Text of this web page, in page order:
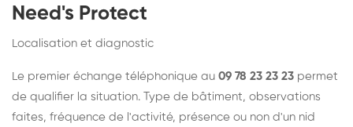
Need's Protect
Localisation et diagnostic
Le premier échange téléphonique au 09 78 23 23 23 permet
de qualifier la situation. Type de bâtiment, observations
faites, fréquence de l'activité, présence ou non d'un nid